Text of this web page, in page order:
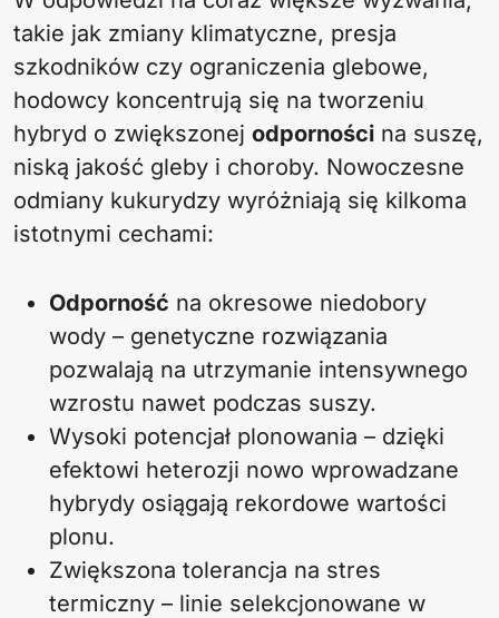
takie jak zmiany klimatyczne, presja
szkodników czy ograniczenia glebowe,
hodowcy koncentrują się na tworzeniu
hybryd o zwiększonej odporności na suszę,
niską jakość gleby i choroby. Nowoczesne
odmiany kukurydzy wyróżniają się kilkoma
istotnymi cechami:
Odporność na okresowe niedobory
wody – genetyczne rozwiązania
pozwalają na utrzymanie intensywnego
wzrostu nawet podczas suszy.
Wysoki potencjał plonowania – dzięki
efektowi heterozji nowo wprowadzane
hybrydy osiągają rekordowe wartości
plonu.
Zwiększona tolerancja na stres
termiczny – linie selekcjonowane w